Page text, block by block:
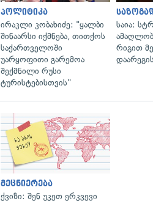
პოლიტიკა
ირაკლი კობახიძე: "ყალბი
შინაარსი იქმნება, თითქოს
საქართველოში
უარყოფითი გარემოა
შექმნილი რუსი
ტურისტებისთვის"
საია:
რიგით
მეცნიერება
ქვიზი: შენ უკეთ ერკვევი